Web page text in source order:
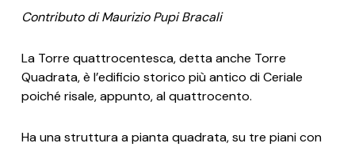
Contributo di Maurizio Pupi Bracali
La Torre quattrocentesca, detta anche Torre
Quadrata, è l’edificio storico più antico di Ceriale
poiché risale, appunto, al quattrocento.
Ha una struttura a pianta quadrata, su tre piani con